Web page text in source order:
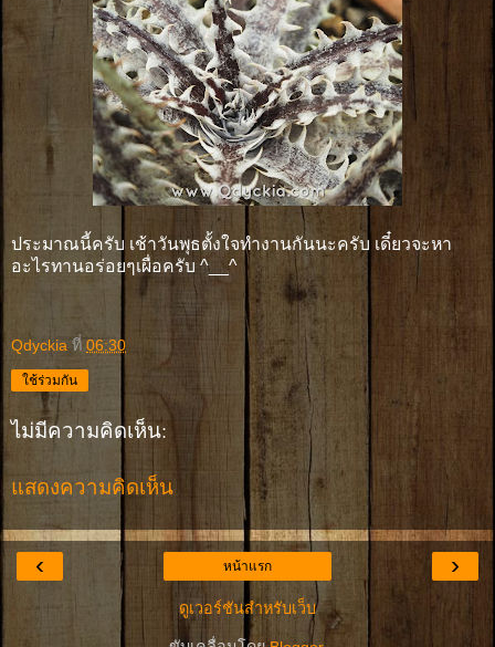
ประมาณนี้ครับ เช้าวันพุธตั้งใจทำงานกันนะครับ เดี๋ยวจะหา
อะไรทานอร่อยๆเผื่อครับ ^__^
Qdyckia ที่06:30
ใช้ร่วมกัน
ไม่มีความคิดเห็น:
แสดงความคิดเห็น
‹ ›
หน้าแรก
ดูเวอร์ชันสำหรับเว็บ